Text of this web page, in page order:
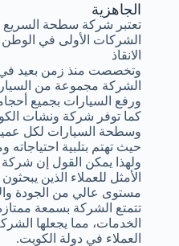
الجاهزية
تعتبر شركة سطحة السريع
الشركات الأولى في
الانقاذ
وتخصصت منذ زمن بعيد في
الشركة مجموعة من
ورفع السيارات بجميع
كما توفر شركة ونشات
وسطحة السيارات لكل
حيث تهتم بتلبية
ولهذا يمكن القول إن
الأمثل للعملاء الذين
مستوى عالي من الجودة
تتمتع الشركة بسمعة
الخدمات، مما يجعلها
العملاء في دولة الكويت.